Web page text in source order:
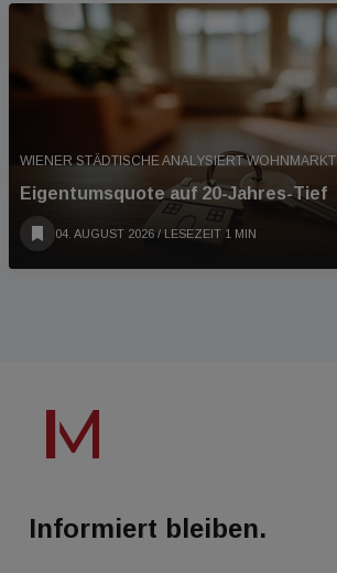
WIENER STÄDTISCHE ANALYSIERT WOHNMARKT
Eigentumsquote auf 20-Jahres-Tief
04. AUGUST 2026 / LESEZEIT 1 MIN
Informiert bleiben.